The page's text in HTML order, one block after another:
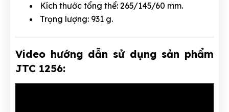
Kích thước tổng thể: 265/145/60 mm.
Trọng lượng: 931 g.
Video hướng dẫn sử dụng sản phẩm
JTC 1256: